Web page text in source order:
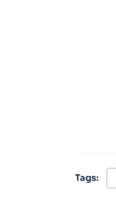
Tags: